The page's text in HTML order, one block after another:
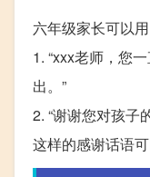
六年级家长可以
1. “xxx老师，您
出。”
2. “谢谢您对孩子
这样的感谢话语